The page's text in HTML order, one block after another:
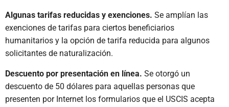
Algunas tarifas reducidas y exenciones. Se amplían las
exenciones de tarifas para ciertos beneficiarios
humanitarios y la opción de tarifa reducida para algunos
solicitantes de naturalización.
Descuento por presentación en línea. Se otorgó un
descuento de 50 dólares para aquellas personas que
presenten por Internet los formularios que el USCIS acepta